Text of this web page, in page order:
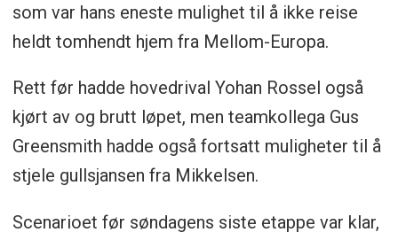
som var hans eneste mulighet til å ikke reise
heldt tomhendt hjem fra Mellom-Europa.
Rett før hadde hovedrival Yohan Rossel også
kjørt av og brutt løpet, men teamkollega Gus
Greensmith hadde også fortsatt muligheter til å
stjele gullsjansen fra Mikkelsen.
Scenarioet før søndagens siste etappe var klar,